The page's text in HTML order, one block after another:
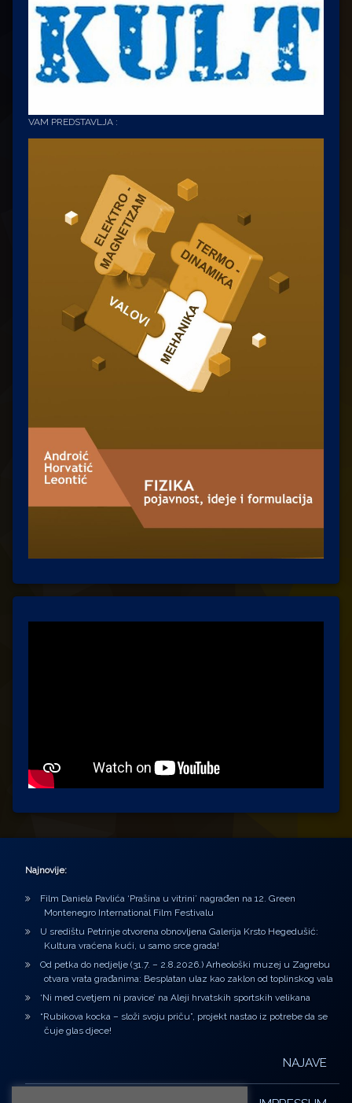
VAM PREDSTAVLJA :
Najnovije:
Film Daniela Pavlića ‘Prašina u vitrini’ nagrađen na 12. Green
Montenegro International Film Festivalu
U središtu Petrinje otvorena obnovljena Galerija Krsto Hegedušić:
Kultura vraćena kući, u samo srce grada!
Od petka do nedjelje (31.7. – 2.8.2026.) Arheološki muzej u Zagrebu
otvara vrata građanima: Besplatan ulaz kao zaklon od toplinskog vala
‘Ni med cvetjem ni pravice’ na Aleji hrvatskih sportskih velikana
“Rubikova kocka – složi svoju priču”, projekt nastao iz potrebe da se
čuje glas djece!
NAJAVE